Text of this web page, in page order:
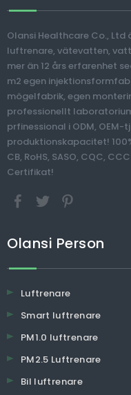
Olansi Healthcare Co.,
luftrenare, vätevatten,
mer än 12 års erfarenhet
m2 egen
mögelfabrik, egen
professionellt
prfinessional i ODM,
produktionskapacitet!
CB, RoHS, SASO, CQC,
Certifikat!
Olansi Person
Luftrenare
Smart luftrenare
PM1.0 luftrenare
PM2.5 Luftrenare
Bil luftrenare